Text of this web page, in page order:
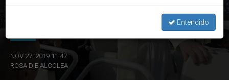
Viaje a Tailandia y Japón: «Un don que agradezco al Señor»,
NOV 27, 2019 11:47
ROSA DIE ALCOLEA
Entendido